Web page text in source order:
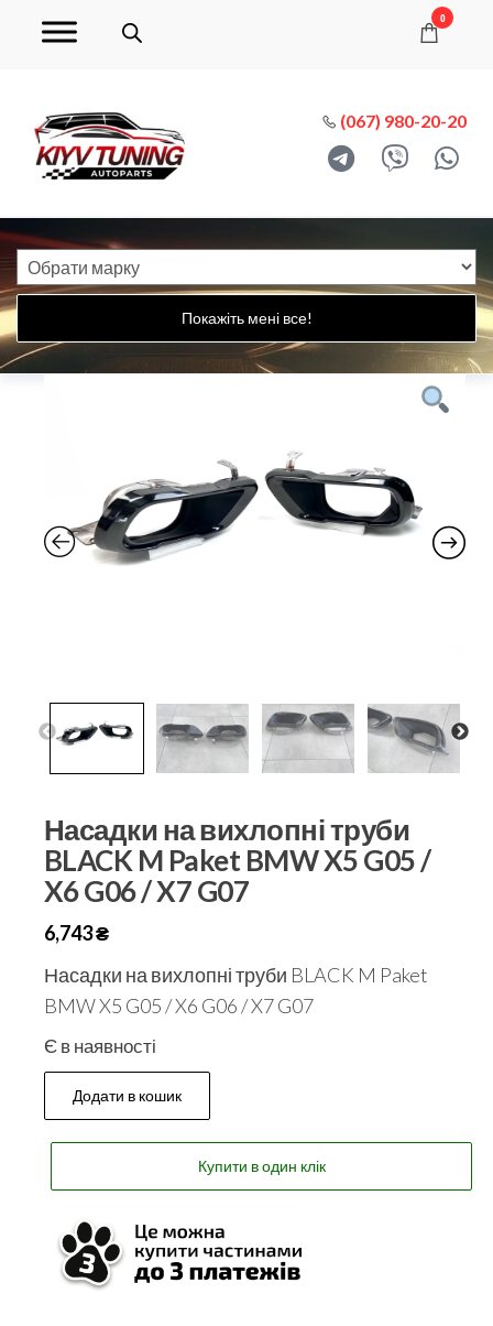
0
(067) 980-20-20
Покажіть мені все!
Насадки на вихлопні труби
BLACK M Paket BMW X5 G05 /
X6 G06 / X7 G07
6,743₴
Насадки на вихлопні труби BLACK M Paket
BMW X5 G05 / X6 G06 / X7 G07
Є в наявності
Додати в кошик
Купити в один клік